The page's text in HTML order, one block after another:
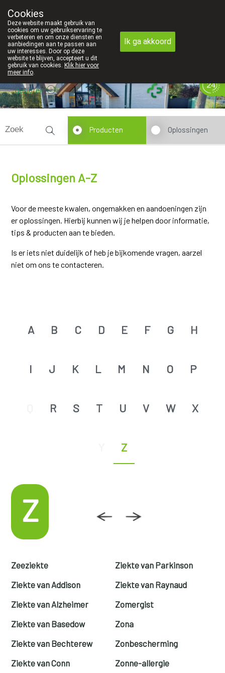
011/34 04 04
gesloten
Oplossingen A-Z
Producten Oplossingen
Voor de meeste kwalen, ongemakken en aandoeningen zijn
er oplossingen. Hierbij kunnen wij je helpen door informatie,
tips & producten aan te bieden.
Is er iets niet duidelijk of heb je bijkomende vragen, aarzel
niet om ons te contacteren.
A B C D E F G H
I J K L M N O P
R S T U V W X
Z
Z
Zeeziekte
Ziekte van Addison
Ziekte van Alzheimer
Ziekte van Basedow
Ziekte van Bechterew
Ziekte van Conn
Ziekte van Parkinson
Ziekte van Raynaud
Zomergist
Zona
Zonbescherming
Zonne-allergie
Cookies
Deze website maakt gebruik van
cookies om uw gebruikservaring te
verbeteren en om onze diensten en
aanbiedingen aan te passen aan
uw interesses. Door op deze
website te blijven, accepteert u dit
gebruik van cookies. Klik hier voor
meer info.
Ik ga akkoord